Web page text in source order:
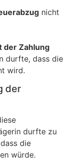
nicht
der Zahlung
durfte, dass die
wird.
der
durfte zu
die
würde.